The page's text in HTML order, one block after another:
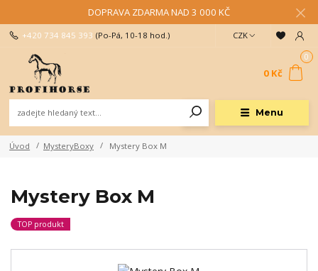
DOPRAVA ZDARMA NAD 3 000 KČ
Menu
CZK
+420 734 845 393 (Po-Pá, 10-18 hod.)
0
0 Kč
Úvod MysteryBoxy Mystery Box M
Mystery Box M
TOP produkt